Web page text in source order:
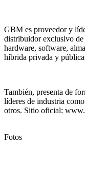
GBM es proveedor y
distribuidor exclusivo
hardware, software,
híbrida privada y
También, presenta de
líderes de industria
otros. Sitio oficial:
Fotos